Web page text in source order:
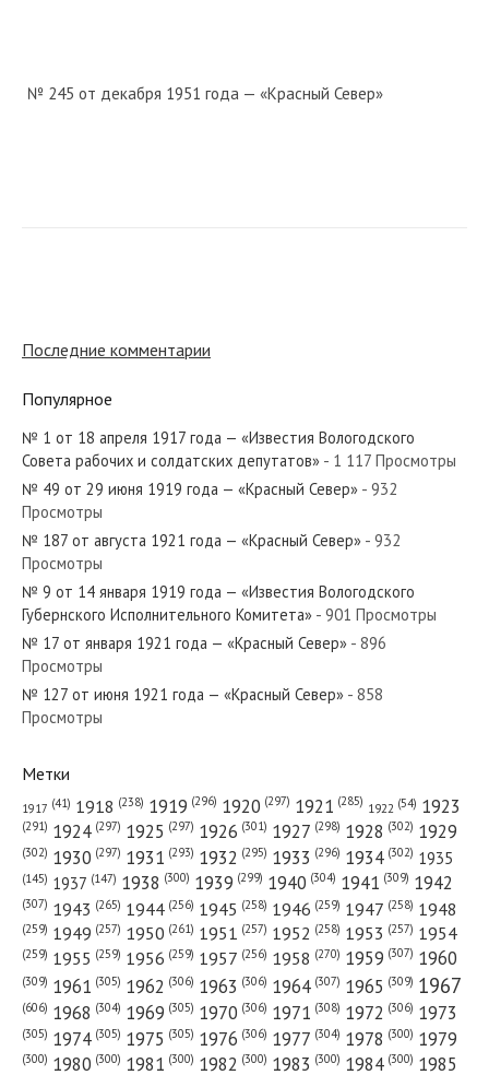
№ 245 от декабря 1951 года — «Красный Север»
№ 265 от ноября 1928 года — «Красный Север»
№ 211 от сентября 1984 года — «Красный Север»
№ 225 от ноября 1946 года — «Красный Север»
№ 275 от ноября 1974 года — «Красный Север»
№ 196 от октября 1946 года — «Красный Север»
Последние комментарии
Популярное
№ 1 от 18 апреля 1917 года — «Известия Вологодского
Совета рабочих и солдатских депутатов» - 1 117 Просмотры
№ 49 от 29 июня 1919 года — «Красный Север» - 932
Просмотры
№ 187 от августа 1921 года — «Красный Север» - 932
Просмотры
№ 9 от 14 января 1919 года — «Известия Вологодского
Губернского Исполнительного Комитета» - 901 Просмотры
№ 17 от января 1921 года — «Красный Север» - 896
Просмотры
№ 127 от июня 1921 года — «Красный Север» - 858
Просмотры
Метки
1917 (41) 1918 (238) 1919 (296) 1920 (297) 1921 (285) 1922 (54) 1923
(291) 1924 (297) 1925 (297) 1926 (301) 1927 (298) 1928 (302) 1929
(302) 1930 (297) 1931 (293) 1932 (295) 1933 (296) 1934 (302) 1935
(145) 1937 (147) 1938 (300) 1939 (299) 1940 (304) 1941 (309) 1942
(307) 1943 (265) 1944 (256) 1945 (258) 1946 (259) 1947 (258) 1948
(259) 1949 (257) 1950 (261) 1951 (257) 1952 (258) 1953 (257) 1954
(259) 1955 (259) 1956 (259) 1957 (256) 1958 (270) 1959 (307) 1960
(309) 1961 (305) 1962 (306) 1963 (306) 1964 (307) 1965 (309) 1967
(606) 1968 (304) 1969 (305) 1970 (306) 1971 (308) 1972 (306) 1973
(305) 1974 (305) 1975 (305) 1976 (306) 1977 (304) 1978 (300) 1979
(300) 1980 (300) 1981 (300) 1982 (300) 1983 (300) 1984 (300) 1985